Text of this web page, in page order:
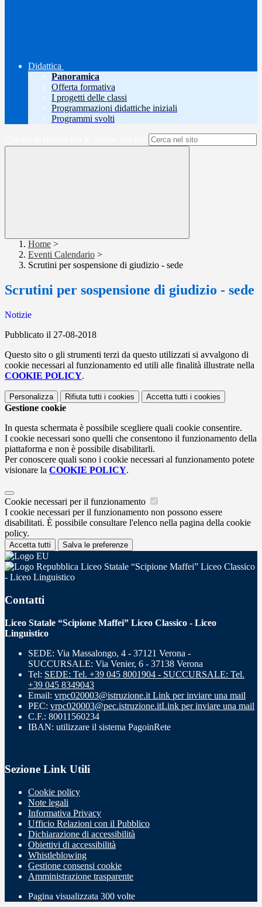
Didattica
Panoramica
Offerta formativa
I progetti delle classi
Programmazioni didattiche iniziali
Programmi svolti
Home >
Eventi Calendario >
Scrutini per sospensione di giudizio - sede
Scrutini per sospensione di giudizio - sede
Notizie
Pubblicato il 27-08-2018
Questo sito o gli strumenti terzi da questo utilizzati si avvalgono di
cookie necessari al funzionamento ed utili alle finalità illustrate nella
COOKIE POLICY.
Personalizza Rifiuta tutti i cookies Accetta tutti i cookies
Gestione cookie
In questa schermata è possibile scegliere quali cookie consentire.
I cookie necessari sono quelli che consentono il funzionamento della
piattaforma e non è possibile disabilitarli.
Per conoscere quali sono i cookie necessari al funzionamento potete
visionare la COOKIE POLICY.
Cookie necessari per il funzionamento
I cookie necessari per il funzionamento non possono essere
disabilitati. È possibile consultare l'elenco nella pagina della cookie
policy.
Accetta tutti Salva le preferenze
Liceo Statale “Scipione Maffei” Liceo Classico
- Liceo Linguistico
Contatti
Liceo Statale “Scipione Maffei” Liceo Classico - Liceo
Linguistico
SEDE: Via Massalongo, 4 - 37121 Verona -
SUCCURSALE: Via Venier, 6 - 37138 Verona
Tel: SEDE: Tel. +39 045 8001904 - SUCCURSALE: Tel.
+39 045 8349043
Email: vrpc020003@istruzione.it Link per inviare una mail
PEC: vrpc020003@pec.istruzione.itLink per inviare una mail
C.F.: 80011560234
IBAN: utilizzare il sistema PagoinRete
Sezione Link Utili
Cookie policy
Note legali
Informativa Privacy
Ufficio Relazioni con il Pubblico
Dichiarazione di accessibilità
Obiettivi di accessibilità
Whistleblowing
Gestione consensi cookie
Amministrazione trasparente
Pagina visualizzata 300 volte